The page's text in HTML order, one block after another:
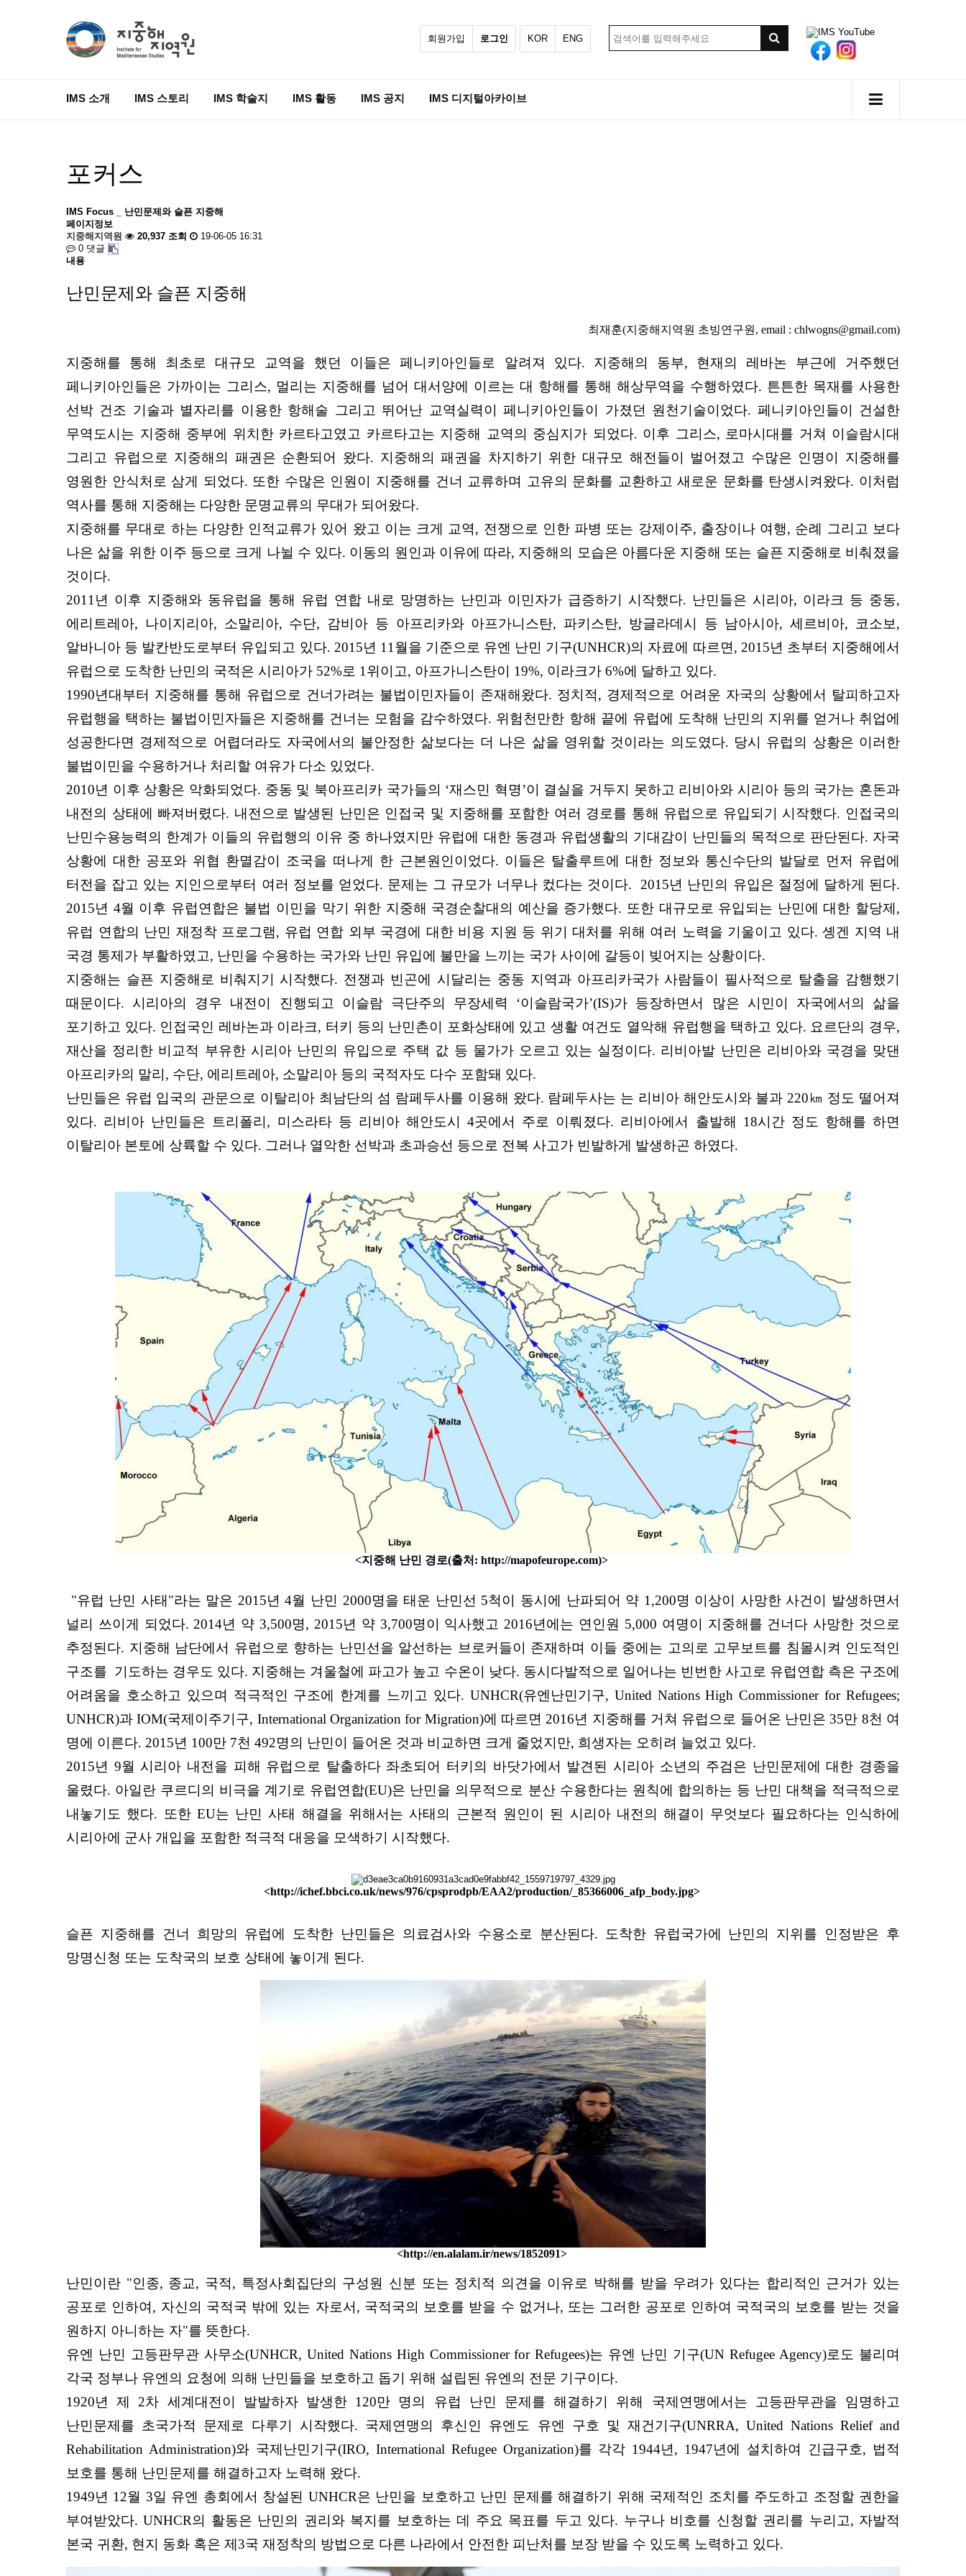
회원가입 로그인 KOR ENG
IMS 소개 IMS 스토리 IMS 학술지 IMS 활동 IMS 공지 IMS 디지털아카이브
포커스
IMS Focus _ 난민문제와 슬픈 지중해
페이지정보
지중해지역원
20,937 조회
19-06-05 16:31
0 댓글
내용
난민문제와 슬픈 지중해
최재훈(지중해지역원 초빙연구원, email : chlwogns@gmail.com)
지중해를 통해 최초로 대규모 교역을 했던 이들은 페니키아인들로 알려져 있다. 지중해의 동부, 현재의 레바논 부근에 거주했던
페니키아인들은 가까이는 그리스, 멀리는 지중해를 넘어 대서양에 이르는 대 항해를 통해 해상무역을 수행하였다. 튼튼한 목재를 사용한
선박 건조 기술과 별자리를 이용한 항해술 그리고 뛰어난 교역실력이 페니키아인들이 가졌던 원천기술이었다. 페니키아인들이 건설한
무역도시는 지중해 중부에 위치한 카르타고였고 카르타고는 지중해 교역의 중심지가 되었다. 이후 그리스, 로마시대를 거쳐 이슬람시대
그리고 유럽으로 지중해의 패권은 순환되어 왔다. 지중해의 패권을 차지하기 위한 대규모 해전들이 벌어졌고 수많은 인명이 지중해를
영원한 안식처로 삼게 되었다. 또한 수많은 인원이 지중해를 건너 교류하며 고유의 문화를 교환하고 새로운 문화를 탄생시켜왔다. 이처럼
역사를 통해 지중해는 다양한 문명교류의 무대가 되어왔다.
지중해를 무대로 하는 다양한 인적교류가 있어 왔고 이는 크게 교역, 전쟁으로 인한 파병 또는 강제이주, 출장이나 여행, 순례 그리고 보다
나은 삶을 위한 이주 등으로 크게 나뉠 수 있다. 이동의 원인과 이유에 따라, 지중해의 모습은 아름다운 지중해 또는 슬픈 지중해로 비춰졌을
것이다.
2011년 이후 지중해와 동유럽을 통해 유럽 연합 내로 망명하는 난민과 이민자가 급증하기 시작했다. 난민들은 시리아, 이라크 등 중동,
에리트레아, 나이지리아, 소말리아, 수단, 감비아 등 아프리카와 아프가니스탄, 파키스탄, 방글라데시 등 남아시아, 세르비아, 코소보,
알바니아 등 발칸반도로부터 유입되고 있다. 2015년 11월을 기준으로 유엔 난민 기구(UNHCR)의 자료에 따르면, 2015년 초부터 지중해에서
유럽으로 도착한 난민의 국적은 시리아가 52%로 1위이고, 아프가니스탄이 19%, 이라크가 6%에 달하고 있다.
1990년대부터 지중해를 통해 유럽으로 건너가려는 불법이민자들이 존재해왔다. 정치적, 경제적으로 어려운 자국의 상황에서 탈피하고자
유럽행을 택하는 불법이민자들은 지중해를 건너는 모험을 감수하였다. 위험천만한 항해 끝에 유럽에 도착해 난민의 지위를 얻거나 취업에
성공한다면 경제적으로 어렵더라도 자국에서의 불안정한 삶보다는 더 나은 삶을 영위할 것이라는 의도였다. 당시 유럽의 상황은 이러한
불법이민을 수용하거나 처리할 여유가 다소 있었다.
2010년 이후 상황은 악화되었다. 중동 및 북아프리카 국가들의 ‘재스민 혁명’이 결실을 거두지 못하고 리비아와 시리아 등의 국가는 혼돈과
내전의 상태에 빠져버렸다. 내전으로 발생된 난민은 인접국 및 지중해를 포함한 여러 경로를 통해 유럽으로 유입되기 시작했다. 인접국의
난민수용능력의 한계가 이들의 유럽행의 이유 중 하나였지만 유럽에 대한 동경과 유럽생활의 기대감이 난민들의 목적으로 판단된다. 자국
상황에 대한 공포와 위협 환멸감이 조국을 떠나게 한 근본원인이었다. 이들은 탈출루트에 대한 정보와 통신수단의 발달로 먼저 유럽에
터전을 잡고 있는 지인으로부터 여러 정보를 얻었다. 문제는 그 규모가 너무나 컸다는 것이다. 2015년 난민의 유입은 절정에 달하게 된다.
2015년 4월 이후 유럽연합은 불법 이민을 막기 위한 지중해 국경순찰대의 예산을 증가했다. 또한 대규모로 유입되는 난민에 대한 할당제,
유럽 연합의 난민 재정착 프로그램, 유럽 연합 외부 국경에 대한 비용 지원 등 위기 대처를 위해 여러 노력을 기울이고 있다. 솅겐 지역 내
국경 통제가 부활하였고, 난민을 수용하는 국가와 난민 유입에 불만을 느끼는 국가 사이에 갈등이 빚어지는 상황이다.
지중해는 슬픈 지중해로 비춰지기 시작했다. 전쟁과 빈곤에 시달리는 중동 지역과 아프리카국가 사람들이 필사적으로 탈출을 감행했기
때문이다. 시리아의 경우 내전이 진행되고 이슬람 극단주의 무장세력 ‘이슬람국가’(IS)가 등장하면서 많은 시민이 자국에서의 삶을
포기하고 있다. 인접국인 레바논과 이라크, 터키 등의 난민촌이 포화상태에 있고 생활 여건도 열악해 유럽행을 택하고 있다. 요르단의 경우,
재산을 정리한 비교적 부유한 시리아 난민의 유입으로 주택 값 등 물가가 오르고 있는 실정이다. 리비아발 난민은 리비아와 국경을 맞댄
아프리카의 말리, 수단, 에리트레아, 소말리아 등의 국적자도 다수 포함돼 있다.
난민들은 유럽 입국의 관문으로 이탈리아 최남단의 섬 람페두사를 이용해 왔다. 람페두사는 는 리비아 해안도시와 불과 220㎞ 정도 떨어져
있다. 리비아 난민들은 트리폴리, 미스라타 등 리비아 해안도시 4곳에서 주로 이뤄졌다. 리비아에서 출발해 18시간 정도 항해를 하면
이탈리아 본토에 상륙할 수 있다. 그러나 열악한 선박과 초과승선 등으로 전복 사고가 빈발하게 발생하곤 하였다.
<지중해 난민 경로(출처: http://mapofeurope.com)>
"유럽 난민 사태"라는 말은 2015년 4월 난민 2000명을 태운 난민선 5척이 동시에 난파되어 약 1,200명 이상이 사망한 사건이 발생하면서
널리 쓰이게 되었다. 2014년 약 3,500명, 2015년 약 3,700명이 익사했고 2016년에는 연인원 5,000 여명이 지중해를 건너다 사망한 것으로
추정된다. 지중해 남단에서 유럽으로 향하는 난민선을 알선하는 브로커들이 존재하며 이들 중에는 고의로 고무보트를 침몰시켜 인도적인
구조를 기도하는 경우도 있다. 지중해는 겨울철에 파고가 높고 수온이 낮다. 동시다발적으로 일어나는 빈번한 사고로 유럽연합 측은 구조에
어려움을 호소하고 있으며 적극적인 구조에 한계를 느끼고 있다. UNHCR(유엔난민기구, United Nations High Commissioner for Refugees;
UNHCR)과 IOM(국제이주기구, International Organization for Migration)에 따르면 2016년 지중해를 거쳐 유럽으로 들어온 난민은 35만 8천 여
명에 이른다. 2015년 100만 7천 492명의 난민이 들어온 것과 비교하면 크게 줄었지만, 희생자는 오히려 늘었고 있다.
2015년 9월 시리아 내전을 피해 유럽으로 탈출하다 좌초되어 터키의 바닷가에서 발견된 시리아 소년의 주검은 난민문제에 대한 경종을
울렸다. 아일란 쿠르디의 비극을 계기로 유럽연합(EU)은 난민을 의무적으로 분산 수용한다는 원칙에 합의하는 등 난민 대책을 적극적으로
내놓기도 했다. 또한 EU는 난민 사태 해결을 위해서는 사태의 근본적 원인이 된 시리아 내전의 해결이 무엇보다 필요하다는 인식하에
시리아에 군사 개입을 포함한 적극적 대응을 모색하기 시작했다.
<http://ichef.bbci.co.uk/news/976/cpsprodpb/EAA2/production/_85366006_afp_body.jpg>
슬픈 지중해를 건너 희망의 유럽에 도착한 난민들은 의료검사와 수용소로 분산된다. 도착한 유럽국가에 난민의 지위를 인정받은 후
망명신청 또는 도착국의 보호 상태에 놓이게 된다.
<http://en.alalam.ir/news/1852091>
난민이란 "인종, 종교, 국적, 특정사회집단의 구성원 신분 또는 정치적 의견을 이유로 박해를 받을 우려가 있다는 합리적인 근거가 있는
공포로 인하여, 자신의 국적국 밖에 있는 자로서, 국적국의 보호를 받을 수 없거나, 또는 그러한 공포로 인하여 국적국의 보호를 받는 것을
원하지 아니하는 자"를 뜻한다.
유엔 난민 고등판무관 사무소(UNHCR, United Nations High Commissioner for Refugees)는 유엔 난민 기구(UN Refugee Agency)로도 불리며
각국 정부나 유엔의 요청에 의해 난민들을 보호하고 돕기 위해 설립된 유엔의 전문 기구이다.
1920년 제 2차 세계대전이 발발하자 발생한 120만 명의 유럽 난민 문제를 해결하기 위해 국제연맹에서는 고등판무관을 임명하고
난민문제를 초국가적 문제로 다루기 시작했다. 국제연맹의 후신인 유엔도 유엔 구호 및 재건기구(UNRRA, United Nations Relief and
Rehabilitation Administration)와 국제난민기구(IRO, International Refugee Organization)를 각각 1944년, 1947년에 설치하여 긴급구호, 법적
보호를 통해 난민문제를 해결하고자 노력해 왔다.
1949년 12월 3일 유엔 총회에서 창설된 UNHCR은 난민을 보호하고 난민 문제를 해결하기 위해 국제적인 조치를 주도하고 조정할 권한을
부여받았다. UNHCR의 활동은 난민의 권리와 복지를 보호하는 데 주요 목표를 두고 있다. 누구나 비호를 신청할 권리를 누리고, 자발적
본국 귀환, 현지 동화 혹은 제3국 재정착의 방법으로 다른 나라에서 안전한 피난처를 보장 받을 수 있도록 노력하고 있다.